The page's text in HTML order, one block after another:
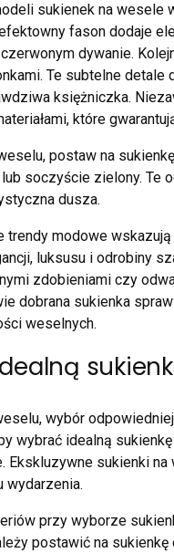
sukienek na wesele
fason dodaje
dywanie.
Te subtelne
księżniczka.
które
postaw na
soczyście zielony.
dusza.
trendy modowe
luksusu i odrobiny
zdobieniami czy
dobrana sukienka
weselnych.
wybór
wybrać idealną
Ekskluzywne sukienki
wydarzenia.
przy wyborze
postawić na